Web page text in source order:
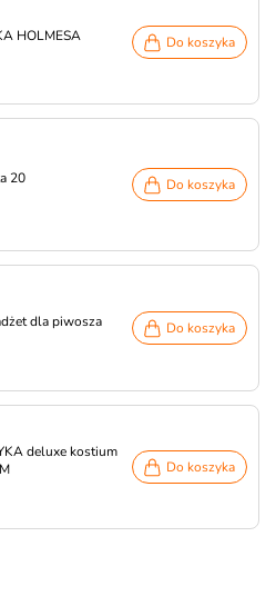
HOLMESA Do koszyka
20 Do koszyka
dla piwosza Do koszyka
deluxe kostium
Do koszyka